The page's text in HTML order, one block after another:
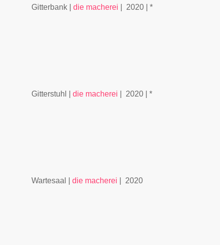
Gitterbank |die macherei | 2020 | *
Gitterstuhl |die macherei | 2020 | *
Wartesaal |die macherei | 2020